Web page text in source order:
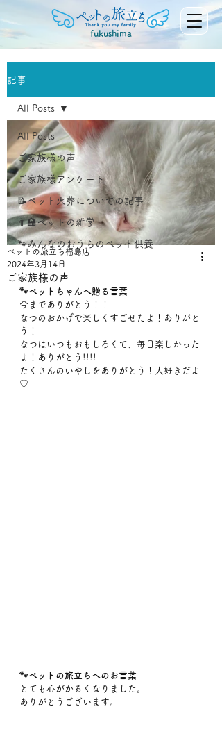
fukushima
記事
All Posts
ご家族様の声
ご家族様アンケート
📝ペット火葬についての記事
👨‍🏫ペットの雑学
🐾みんなのおうちのペット供養
All Posts
ご家族様の声
ペットの旅立ち福島店
2024年3月14日
🐾ペットちゃんへ贈る言葉
今までありがとう！！
なつのおかげで楽しくすごせたよ！ありがと
う！
なつはいつもおもしろくて、毎日楽しかった
よ！ありがとう!!!!
たくさんのいやしをありがとう！大好きだよ
♡
🐾ペットの旅立ちへのお言葉
とても心がかるくなりました。
ありがとうございます。